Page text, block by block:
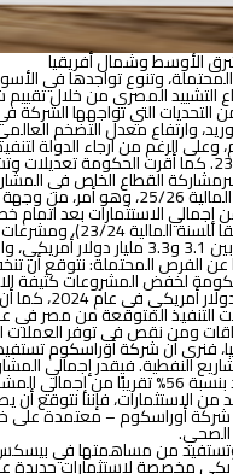
الأوسط وشمال أفريقيا
وتنوع تواجدها في
التشييد المصري من خلال تقييم
التحديات التي تواجهها الشركة
وارتفاع معدل التضخم
مصري للاستثمارات (18.8 مليار دولار أمريكي)
الاستثمارات البالغة 1.8
الخدمات اللوجستية
2025.”
عن الفرص المحتملة:
بـ 3.7% في الفترة من 2018 إلى
20٪ تقريبًا
الاقتصاد ما يعانيه من اختناقات
أن شركة أوراسكوم تستفيد
المنافسة الشرسة، فإننا نرى
الصحي.
من مساهمتها في